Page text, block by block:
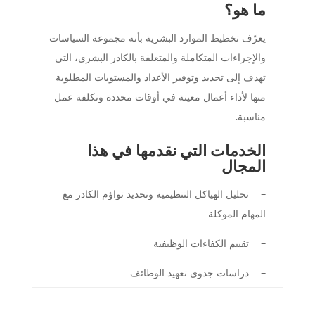
ما هو؟
يعرّف تخطيط الموارد البشرية بأنه مجموعة السياسات
والإجراءات المتكاملة والمتعلقة بالكادر البشري، التي
تهدف إلى تحديد وتوفير الأعداد والمستويات المطلوبة
منها لأداء أعمال معينة في أوقات محددة وتكلفة عمل
مناسبة.
الخدمات التي نقدمها في هذا
المجال
– تحليل الهياكل التنظيمية وتحديد تواؤم الكادر مع
المهام الموكلة
– تقييم الكفاءات الوظيفية
– دراسات جدوى تعهيد الوظائف